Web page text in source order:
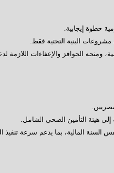
خطوة إيجابية.
البنية التحتية فقط.
الحوافز والإعفاءات اللازمة لدعم
إلى هيئة التأمين الصحي الشامل.
السنة المالية، بما يدعم سرعة